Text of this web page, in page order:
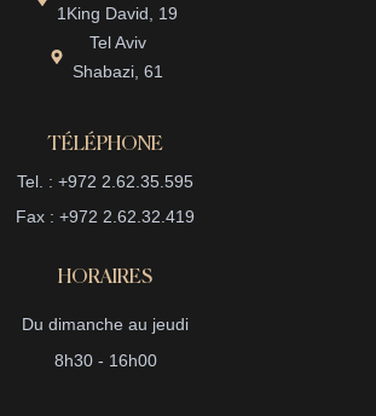
1King David, 19
Tel Aviv
Shabazi, 61
TÉLÉPHONE
Tel. : +972 2.62.35.595
Fax : +972 2.62.32.419
HORAIRES
Du dimanche au jeudi
8h30 - 16h00